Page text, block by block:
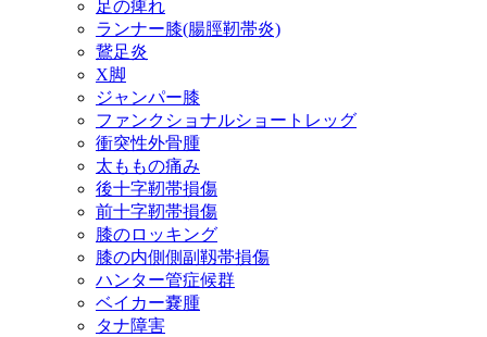
足の痺れ
ランナー膝(腸脛靭帯炎)
鵞足炎
X脚
ジャンパー膝
ファンクショナルショートレッグ
衝突性外骨腫
太ももの痛み
後十字靭帯損傷
前十字靭帯損傷
膝のロッキング
膝の内側側副靱帯損傷
ハンター管症候群
ベイカー嚢腫
タナ障害